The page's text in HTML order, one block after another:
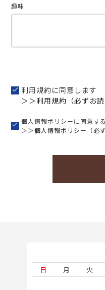
趣味
利用規約に同意します
＞＞利用規約（必ずお読
個人情報ポリシーに同意する
＞＞個人情報ポリシー（必
日
月 火